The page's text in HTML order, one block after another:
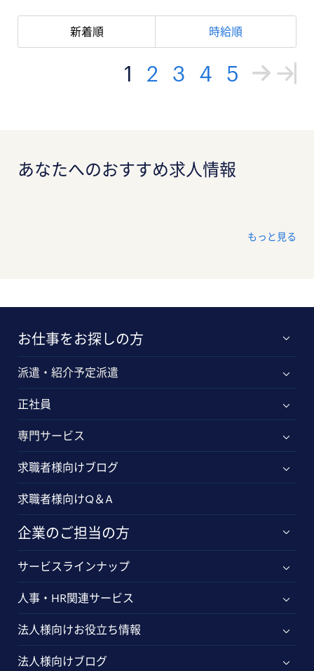
新着順 時給順
1 2 3 4 5
あなたへのおすすめ求人情報
もっと見る
お仕事をお探しの方
派遣・紹介予定派遣
正社員
専門サービス
求職者様向けブログ
求職者様向けQ＆A
企業のご担当の方
サービスラインナップ
人事・HR関連サービス
法人様向けお役立ち情報
法人様向けブログ